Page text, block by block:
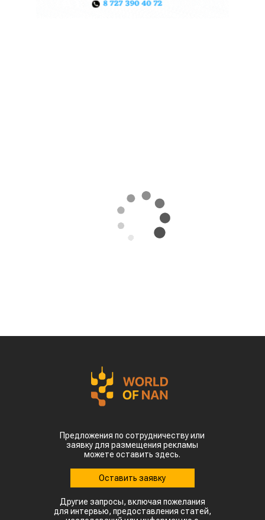
Поделиться
Казахстан может освоить производство
министра Олжаса Бектенова с основателем
гонконгской компании Full Vision Capital
доктором Питером Ли.
устойчивого авиационного топлива. Для этого
планируется использовать
сельскохозяйственное сырье, которое будет
выращиваться и перерабатываться внутри
Пилотной площадкой для реализации проекта